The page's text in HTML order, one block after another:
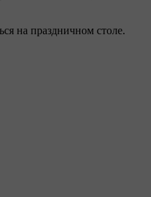
на праздничном столе.